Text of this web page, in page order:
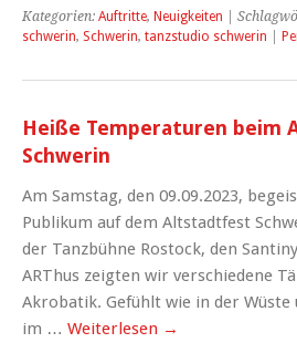
Kategorien: Auftritte, Neuigkeiten |
schwerin, Schwerin, tanzstudio schwerin
Heiße Temperaturen beim
Schwerin
Am Samstag, den 09.09.2023,
Publikum auf dem Altstadtfest
der Tanzbühne Rostock, den
ARThus zeigten wir verschiedene
Akrobatik. Gefühlt wie in der Wüste
im … Weiterlesen →